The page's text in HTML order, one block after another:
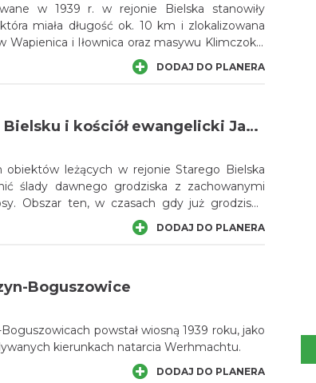
w 1939 r. w rejonie Bielska stanowiły
miała długość ok. 10 km i zlokalizowana
Wapienica i Iłownica oraz masywu Klimczoka.
północy miasto Bielsko była to jedna
ufortyfikowanych z tamtych czasów. Jej
DODAJ DO PLANERA
Grodzisko w Starym Bielsku i kościół ewangelicki Jana Chrzciciela
obiektów leżących w rejonie Starego Bielska
ślady dawnego grodziska z zachowanymi
Obszar ten, w czasach gdy już grodzisko
miejscem wydarzeń wojny trzydziestoletniej,
szwedzkie. W sąsiedztwie tego miejsca
DODAJ DO PLANERA
Boguszowice
powstał wiosną 1939 roku, jako
kierunkach natarcia Werhmachtu.
DODAJ DO PLANERA